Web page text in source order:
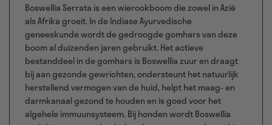
Boswellia Serrata is een wierookboom die zowel in Azië
als Afrika groeit. In de Indiase Ayurvedische
geneeskunde wordt de gedroogde gomhars van deze
boom al duizenden jaren gebruikt. Het actieve
bestanddeel in de gomhars is Boswellia zuur en draagt
bij aan gezonde gewrichten, ondersteunt het natuurlijk
herstellend vermogen van de huid, helpt het maag- en
darmkanaal gezond te houden en is goed voor het
algehele immuunsysteem. Bij honden wordt Boswellia